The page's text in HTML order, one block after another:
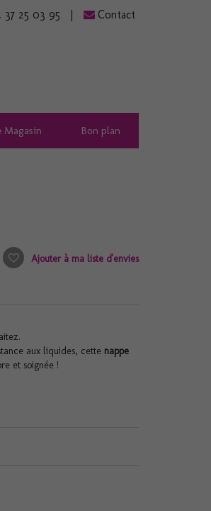
37 25 03 95 Contact
Magasin Bon plan
Ajouter à ma liste d'envies
aux liquides, cette nappe
et soignée !